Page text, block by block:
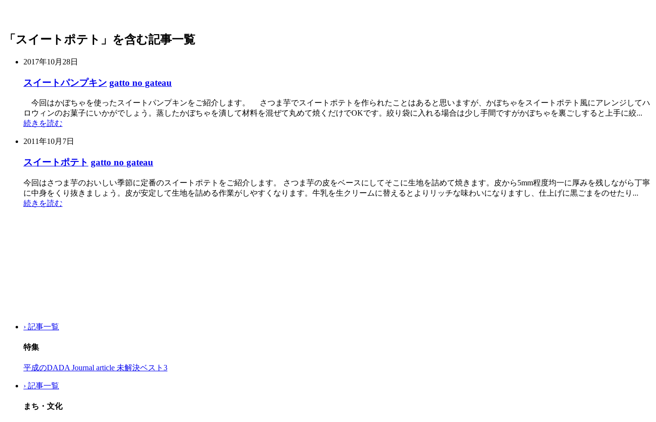
「スイートポテト」を含む記事一覧
2017年10月28日
スイートパンプキン gatto no gateau
今回はかぼちゃを使ったスイートパンプキンをご紹介します。 さつま芋でスイートポテトを作られたことはあると思いますが、かぼちゃをスイートポテト風にアレンジしてハ
ロウィンのお菓子にいかがでしょう。蒸したかぼちゃを潰して材料を混ぜて丸めて焼くだけでOKです。絞り袋に入れる場合は少し手間ですがかぼちゃを裏ごしすると上手に絞...
続きを読む
2011年10月7日
スイートポテト gatto no gateau
今回はさつま芋のおいしい季節に定番のスイートポテトをご紹介します。 さつま芋の皮をベースにしてそこに生地を詰めて焼きます。皮から5mm程度均一に厚みを残しながら丁寧
に中身をくり抜きましょう。皮が安定して生地を詰める作業がしやすくなります。牛乳を生クリームに替えるとよりリッチな味わいになりますし、仕上げに黒ごまをのせたり...
続きを読む
› 記事一覧
特集
平成のDADA Journal article 未解決ベスト3
› 記事一覧
まち・文化